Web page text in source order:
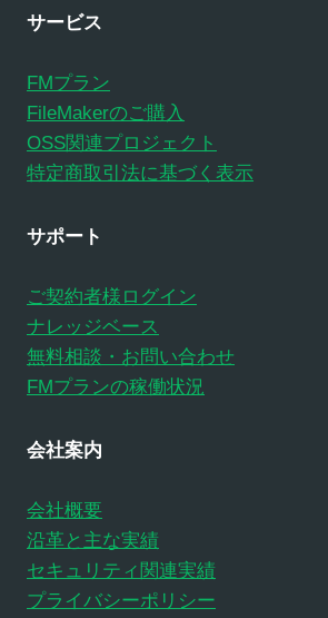
サービス
FMプラン
FileMakerのご購入
OSS関連プロジェクト
特定商取引法に基づく表示
サポート
ご契約者様ログイン
ナレッジベース
無料相談・お問い合わせ
FMプランの稼働状況
会社案内
会社概要
沿革と主な実績
セキュリティ関連実績
プライバシーポリシー